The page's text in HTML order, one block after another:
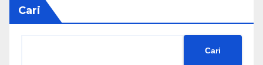
Cari
Cari